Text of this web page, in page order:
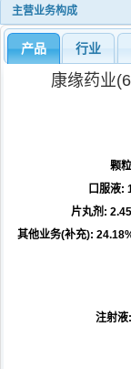
主营业务构成
产品 行业
康缘药业
注射液
其他业务(补充):
片丸剂 :
口服液:
颗